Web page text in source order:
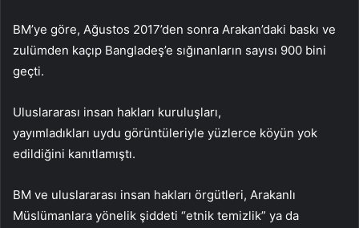
BM’ye göre, Ağustos 2017’den sonra Arakan’daki baskı ve
zulümden kaçıp Bangladeş’e sığınanların sayısı 900 bini
geçti.
Uluslararası insan hakları kuruluşları,
yayımladıkları uydu görüntüleriyle yüzlerce köyün yok
edildiğini kanıtlamıştı.
BM ve uluslararası insan hakları örgütleri, Arakanlı
Müslümanlara yönelik şiddeti “etnik temizlik” ya da